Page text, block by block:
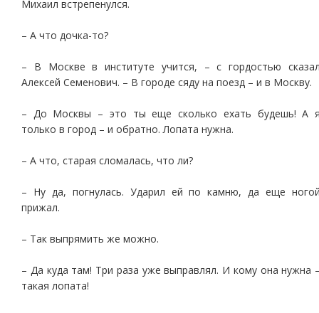
Михаил встрепенулся.
– А что дочка-то?
– В Москве в институте учится, – с гордостью
Алексей Семенович. – В городе сяду на поезд – и в Москву.
– До Москвы – это ты еще сколько ехать будешь! А
только в город – и обратно. Лопата нужна.
– А что, старая сломалась, что ли?
– Ну да, погнулась. Ударил ей по камню, да еще
прижал.
– Так выпрямить же можно.
– Да куда там! Три раза уже выправлял. И кому она нужна
такая лопата!